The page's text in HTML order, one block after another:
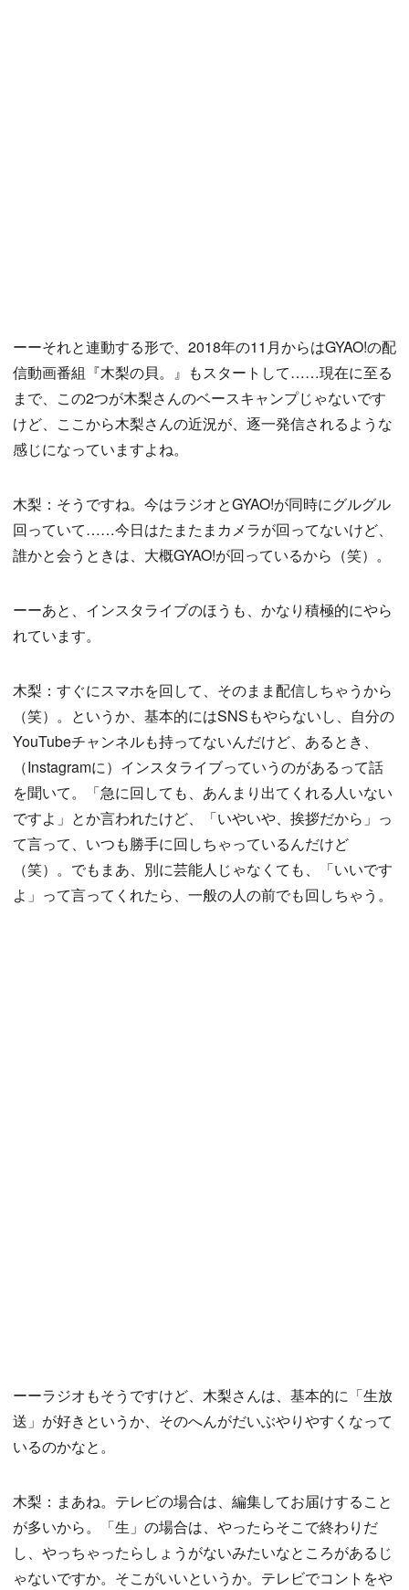
ーーそれと連動する形で、2018年の11月からはGYAO!の配
信動画番組『木梨の貝。』もスタートして……現在に至る
まで、この2つが木梨さんのベースキャンプじゃないです
けど、ここから木梨さんの近況が、逐一発信されるような
感じになっていますよね。
木梨：そうですね。今はラジオとGYAO!が同時にグルグル
回っていて……今日はたまたまカメラが回ってないけど、
誰かと会うときは、大概GYAO!が回っているから（笑）。
ーーあと、インスタライブのほうも、かなり積極的にやら
れています。
木梨：すぐにスマホを回して、そのまま配信しちゃうから
（笑）。というか、基本的にはSNSもやらないし、自分の
YouTubeチャンネルも持ってないんだけど、あるとき、
（Instagramに）インスタライブっていうのがあるって話
を聞いて。「急に回しても、あんまり出てくれる人いない
ですよ」とか言われたけど、「いやいや、挨拶だから」っ
て言って、いつも勝手に回しちゃっているんだけど
（笑）。でもまあ、別に芸能人じゃなくても、「いいです
よ」って言ってくれたら、一般の人の前でも回しちゃう。
ーーラジオもそうですけど、木梨さんは、基本的に「生放
送」が好きというか、そのへんがだいぶやりやすくなって
いるのかなと。
木梨：まあね。テレビの場合は、編集してお届けすること
が多いから。「生」の場合は、やったらそこで終わりだ
し、やっちゃったらしょうがないみたいなところがあるじ
ゃないですか。そこがいいというか。テレビでコントをや